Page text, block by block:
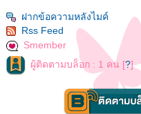
ฝากข้อความหลังไมค์
Rss Feed
Smember
ผู้ติดตามบล็อก : 1 คน [?]